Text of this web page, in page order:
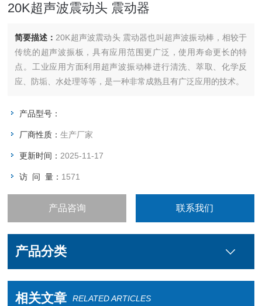
20K超声波震动头 震动器
简要描述： 20K超声波震动头 震动器也叫超声波振动棒，相较于
传统的超声波振板，具有应用范围更广泛，使用寿命更长的特
点。工业应用方面利用超声波振动棒进行清洗、萃取、化学反
应、防垢、水处理等等，是一种非常成熟且有广泛应用的技术。
产品型号：
厂商性质：生产厂家
更新时间： 2025-11-17
访 问 量： 1571
产品咨询 联系我们
产品分类
相关文章 RELATED ARTICLES